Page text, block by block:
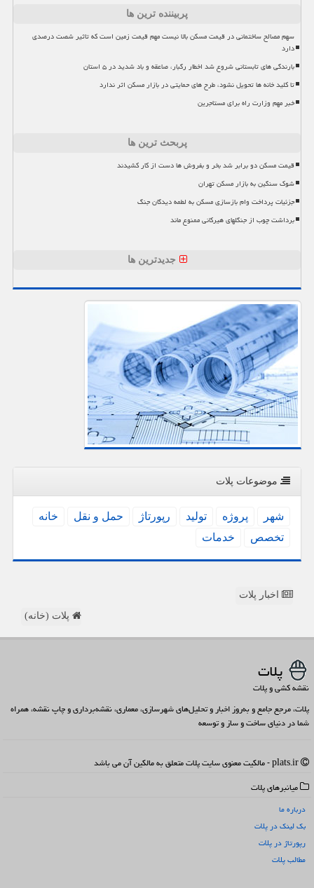
پربیننده ترین ها
سهم مصالح ساختمانی در قیمت مسکن بالا نیست مهم قیمت زمین است که تاثیر شصت درصدی
دارد
بارندگی های تابستانی شروع شد اخطار رگبار، صاعقه و باد شدید در ۵ استان
تا کلید خانه ها تحویل نشود، طرح های حمایتی در بازار مسکن اثر ندارد
خبر مهم وزارت راه برای مستاجرین
پربحث ترین ها
قیمت مسکن دو برابر شد بخر و بفروش ها دست از کار کشیدند
شوک سنگین به بازار مسکن تهران
جزئیات پرداخت وام بازسازی مسکن به لطمه دیدگان جنگ
برداشت چوب از جنگلهای هیرکانی ممنوع ماند
جدیدترین ها
موضوعات پلات
شهر پروژه تولید رپورتاژ حمل و نقل
خانه
تخصص
خدمات
اخبار پلات
پلات (خانه)
پلات
نقشه کشی و پلات
پلات، مرجع جامع و به‌روز اخبار و تحلیل‌های شهرسازی، معماری، نقشه‌برداری و چاپ نقشه، همراه
شما در دنیای ساخت و ساز و توسعه
میانبرهای پلات
درباره ما
بک لینک در پلات
رپورتاژ در پلات
مطالب پلات